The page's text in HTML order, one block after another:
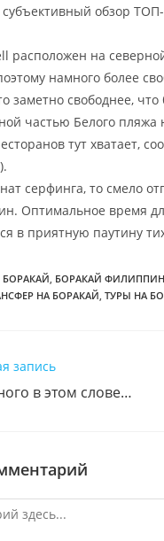
обзор ТОП-
расположен на
намного более
заметно свободнее,
частью Белого
тут хватает,
серфинга, то смело
Оптимальное время
в приятную паутину
БОРАКАЙ БОРАКАЙ
НА БОРАКАЙ ТУРЫ НА
запись
в этом слове…